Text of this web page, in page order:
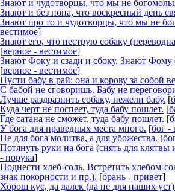
Знают и чудотворцы, что мы не
Знают и без попа, что воскресный день
Знают про то и чудотворцы, что мы не
вестимое]
Знают его, что пеструю собаку
[верное - вестимое]
Знают Фоку и сзади и сбоку. Знают Фому
[верное - вестимое]
Пусти бабу в рай: она и корову за собой
С бабой не сговоришь. Бабу не
Лучше раздразнить собаку, нежели бабу. [
Куда черт не поспеет, туда бабу пошлет. [
Где сатана не сможет, туда бабу пошлет. [
У бога для праведных места много. [бог -
Не для бога молитва, а для убожества. [
Потянуть руки на бога (снять для клятвы
- порука]
Поднести хлеб-соль. Встретить хлебом-
знак покорности и пр.). [брань - привет]
Хорош кус, да далек (да не для наших